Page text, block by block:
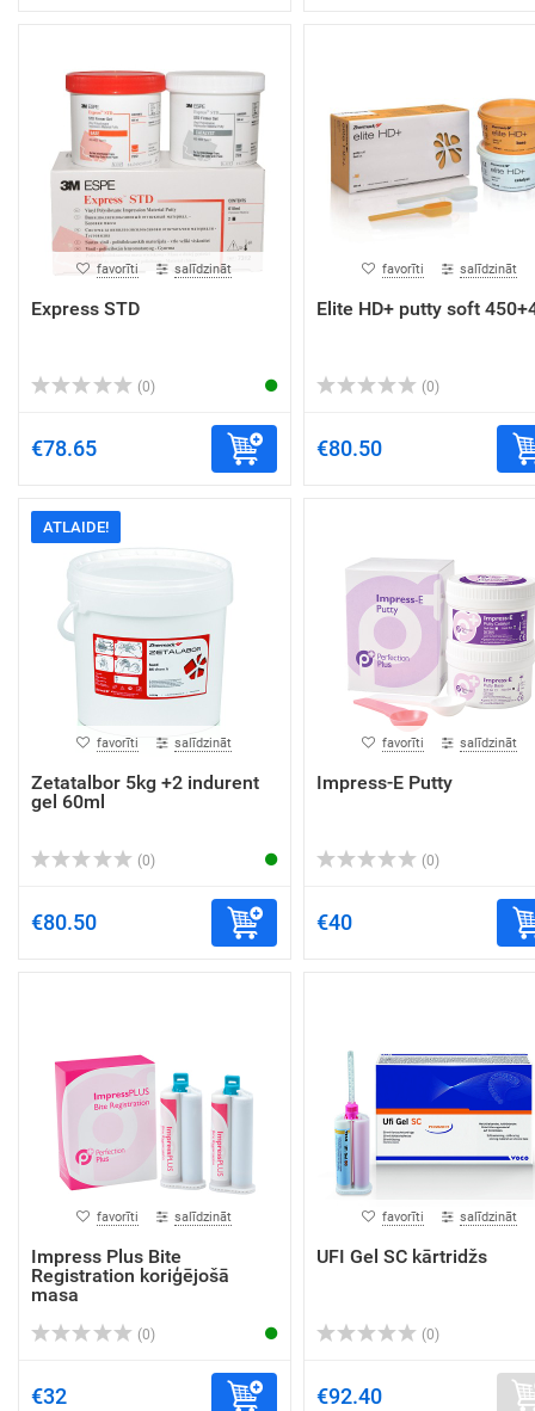
favorīti salīdzināt
Express STD
(0)
€78.65
favorīti salīdzināt
Elite HD+ putty soft
(0)
€80.50
ATLAIDE!
favorīti salīdzināt
Zetatalbor 5kg +2 indurent
gel 60ml
(0)
€80.50
favorīti salīdzināt
Impress-E Putty
(0)
€40
favorīti salīdzināt
Impress Plus Bite
Registration koriģējošā
masa
(0)
€32
favorīti salīdzināt
UFI Gel SC kārtridžs
(0)
€92.40